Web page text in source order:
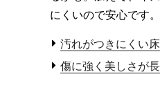
にくいので安心です。
汚れがつきにくい
傷に強く美しさが